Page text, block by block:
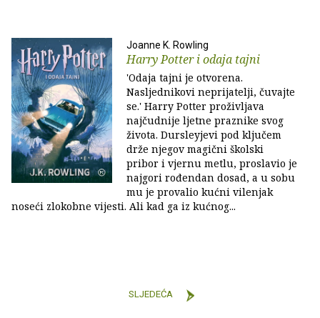
Joanne K. Rowling
Harry Potter i odaja tajni
'Odaja tajni je otvorena.
Nasljednikovi neprijatelji, čuvajte
se.' Harry Potter proživljava
najčudnije ljetne praznike svog
života. Dursleyjevi pod ključem
drže njegov magični školski
pribor i vjernu metlu, proslavio je
najgori rođendan dosad, a u sobu
mu je provalio kućni vilenjak
noseći zlokobne vijesti. Ali kad ga iz kućnog...
SLJEDEĆA